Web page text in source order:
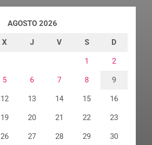
AGOSTO 2026
X J V S D
1 2
5 6 7 8 9
12 13 14 15 16
19 20 21 22 23
26 27 28 29 30